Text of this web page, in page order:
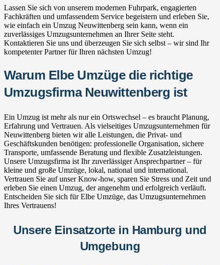
Lassen Sie sich von unserem modernen Fuhrpark, engagierten
Fachkräften und umfassendem Service begeistern und erleben Sie,
wie einfach ein Umzug Neuwittenberg sein kann, wenn ein
zuverlässiges Umzugsunternehmen an Ihrer Seite steht.
Kontaktieren Sie uns und überzeugen Sie sich selbst – wir sind Ihr
kompetenter Partner für Ihren nächsten Umzug!
Warum Elbe Umzüge die richtige
Umzugsfirma Neuwittenberg ist
Ein Umzug ist mehr als nur ein Ortswechsel – es braucht Planung,
Erfahrung und Vertrauen. Als vielseitiges Umzugsunternehmen für
Neuwittenberg bieten wir alle Leistungen, die Privat- und
Geschäftskunden benötigen: professionelle Organisation, sichere
Transporte, umfassende Beratung und flexible Zusatzleistungen.
Unsere Umzugsfirma ist Ihr zuverlässiger Ansprechpartner – für
kleine und große Umzüge, lokal, national und international.
Vertrauen Sie auf unser Know-how, sparen Sie Stress und Zeit und
erleben Sie einen Umzug, der angenehm und erfolgreich verläuft.
Entscheiden Sie sich für Elbe Umzüge, das Umzugsunternehmen
Ihres Vertrauens!
Unsere Einsatzorte in Hamburg und
Umgebung